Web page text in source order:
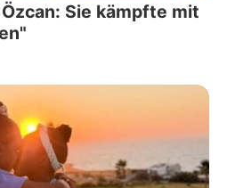
Sie kämpfte mit